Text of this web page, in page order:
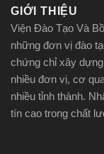
GIỚI THIỆU
Viện Đào Tạo Và
những đơn vị đào
chứng chỉ xây
nhiều đơn vị, cơ
nhiều tỉnh thành.
tín cao trong chất